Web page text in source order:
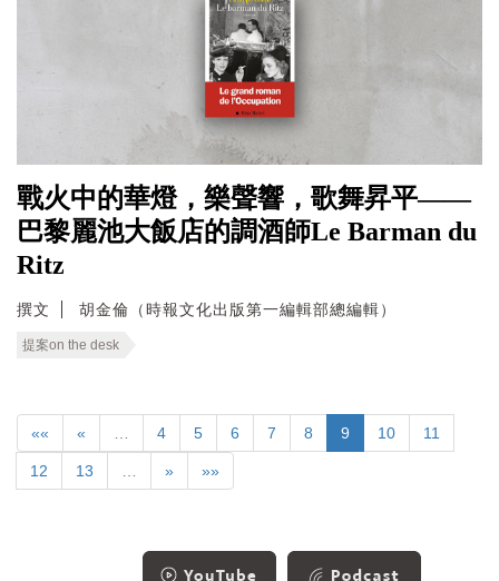
戰火中的華燈，樂聲響，歌舞昇平——
巴黎麗池大飯店的調酒師Le Barman du
Ritz
撰文 胡金倫（時報文化出版第一編輯部總編輯）
提案on the desk
«« « 4 5 6 7 8 9 10 11
12 13 » »»